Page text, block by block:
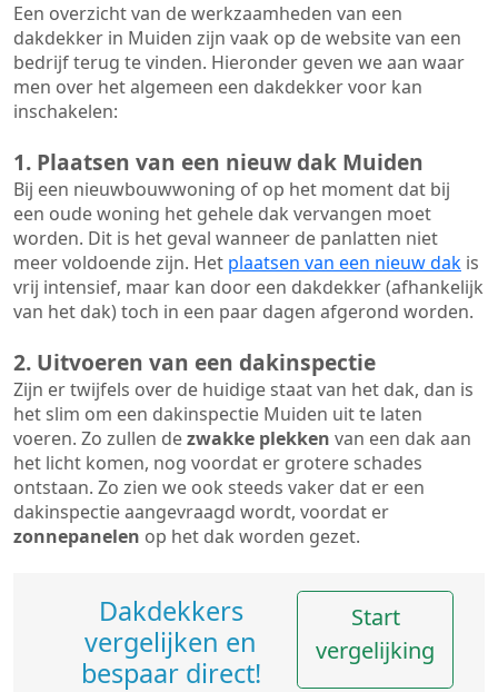
Een overzicht van de werkzaamheden van een
dakdekker in Muiden zijn vaak op de website van een
bedrijf terug te vinden. Hieronder geven we aan waar
men over het algemeen een dakdekker voor kan
inschakelen:
1. Plaatsen van een nieuw dak Muiden
Bij een nieuwbouwwoning of op het moment dat bij
een oude woning het gehele dak vervangen moet
worden. Dit is het geval wanneer de panlatten niet
meer voldoende zijn. Het plaatsen van een nieuw dak is
vrij intensief, maar kan door een dakdekker (afhankelijk
van het dak) toch in een paar dagen afgerond worden.
2. Uitvoeren van een dakinspectie
Zijn er twijfels over de huidige staat van het dak, dan is
het slim om een dakinspectie Muiden uit te laten
voeren. Zo zullen dezwakke plekken van een dak aan
het licht komen, nog voordat er grotere schades
ontstaan. Zo zien we ook steeds vaker dat er een
dakinspectie aangevraagd wordt, voordat er
zonnepanelen op het dak worden gezet.
Dakdekkers
vergelijken en
bespaar direct!
Start
vergelijking